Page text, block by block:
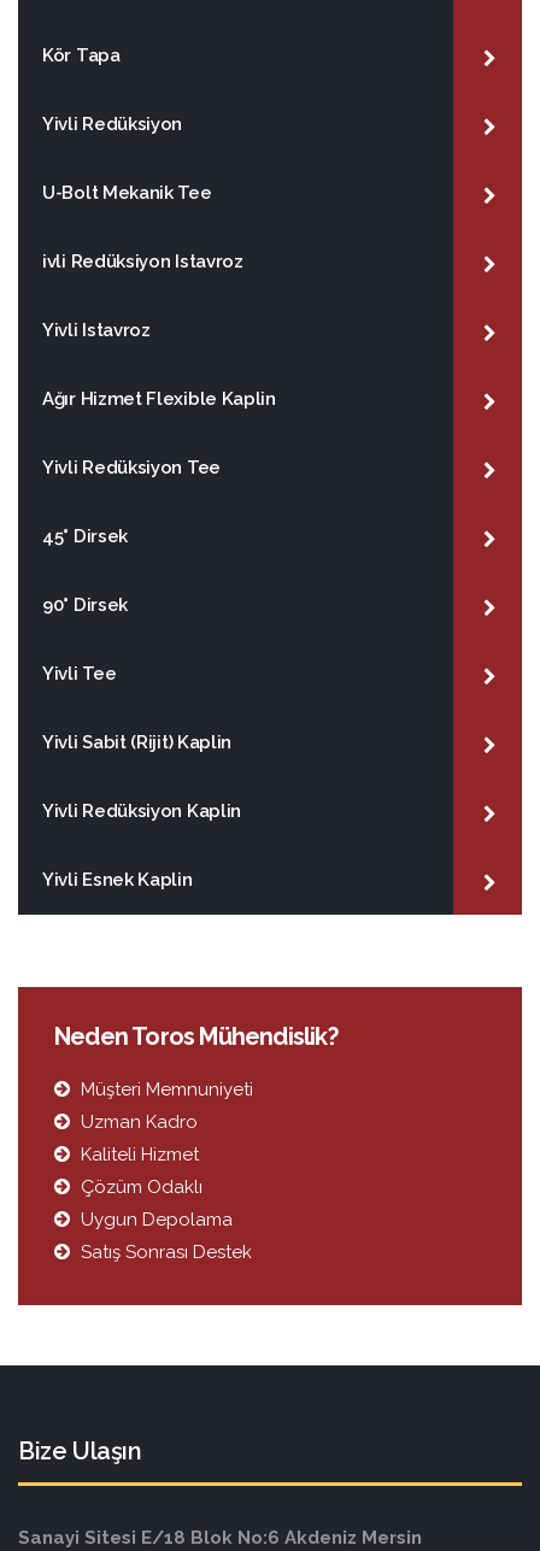
Kör Tapa
Yivli Redüksiyon
U-Bolt Mekanik Tee
ivli Redüksiyon Istavroz
Yivli Istavroz
Ağır Hizmet Flexible Kaplin
Yivli Redüksiyon Tee
45° Dirsek
90° Dirsek
Yivli Tee
Yivli Sabit (Rijit) Kaplin
Yivli Redüksiyon Kaplin
Yivli Esnek Kaplin
Neden Toros Mühendislik?
Müşteri Memnuniyeti
Uzman Kadro
Kaliteli Hizmet
Çözüm Odaklı
Uygun Depolama
Satış Sonrası Destek
Bize Ulaşın
Sanayi Sitesi E/18 Blok No:6 Akdeniz Mersin